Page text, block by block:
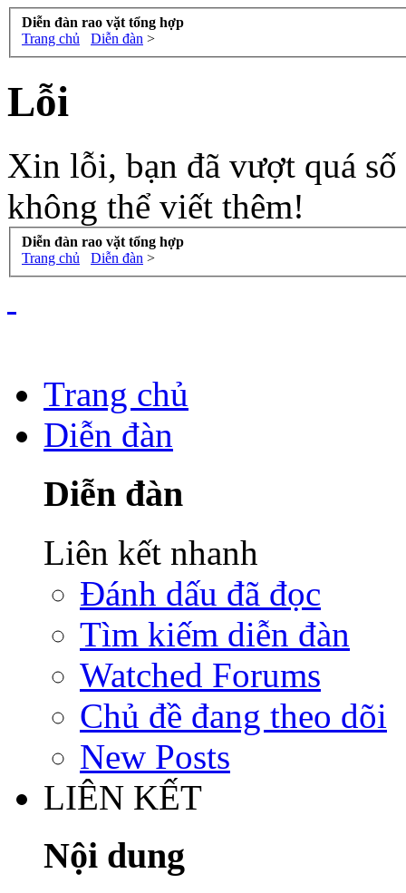
Diễn đàn rao vặt tổng hợp
Trang chủ
Diễn đàn >
Lỗi
Xin lỗi, bạn đã vượt quá
không thể viết thêm!
Diễn đàn rao vặt tổng hợp
Trang chủ
Diễn đàn >
Trang chủ
Diễn đàn
Diễn đàn
Liên kết nhanh
Đánh dấu đã đọc
Tìm kiếm diễn đàn
Watched Forums
Chủ đề đang theo dõi
New Posts
LIÊN KẾT
Nội dung